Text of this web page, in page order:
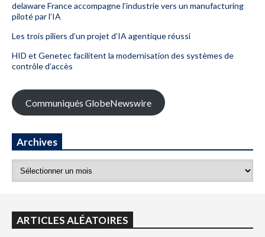
delaware France accompagne l’industrie vers un manufacturing
piloté par l’IA
Les trois piliers d’un projet d’IA agentique réussi
HID et Genetec facilitent la modernisation des systèmes de
contrôle d’accès
Communiqués GlobeNewswire
Archives
ARTICLES ALÉATOIRES